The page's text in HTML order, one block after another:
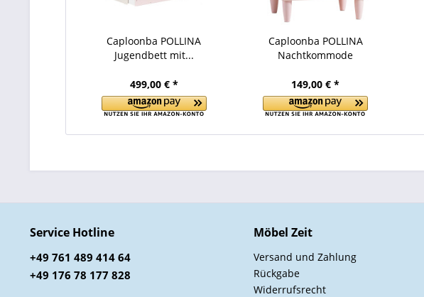
Caploonba POLLINA
Jugendbett mit...
499,00 € *
Caploonba POLLINA
Nachtkommode
149,00 € *
Service Hotline
+49 761 489 414 64
+49 176 78 177 828
Möbel Zeit
Versand und Zahlung
Rückgabe
Widerrufsrecht